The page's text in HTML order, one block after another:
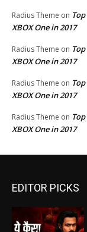
Radius Theme on
XBOX One in 2017
Radius Theme on
XBOX One in 2017
Radius Theme on
XBOX One in 2017
Radius Theme on
XBOX One in 2017
EDITOR PICKS